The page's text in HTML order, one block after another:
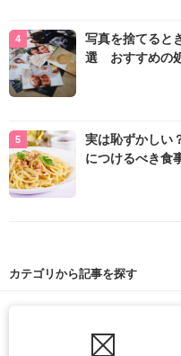
写真を捨てると
選 おすすめの
実は恥ずかしい
につけるべき食
カテゴリから記事を探す